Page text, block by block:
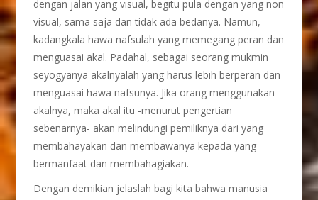
dengan jalan yang visual, begitu pula dengan yang non
visual, sama saja dan tidak ada bedanya. Namun,
kadangkala hawa nafsulah yang memegang peran dan
menguasai akal. Padahal, sebagai seorang mukmin
seyogyanya akalnyalah yang harus lebih berperan dan
menguasai hawa nafsunya. Jika orang menggunakan
akalnya, maka akal itu -menurut pengertian
sebenarnya- akan melindungi pemiliknya dari yang
membahayakan dan membawanya kepada yang
bermanfaat dan membahagiakan.
Dengan demikian jelaslah bagi kita bahwa manusia